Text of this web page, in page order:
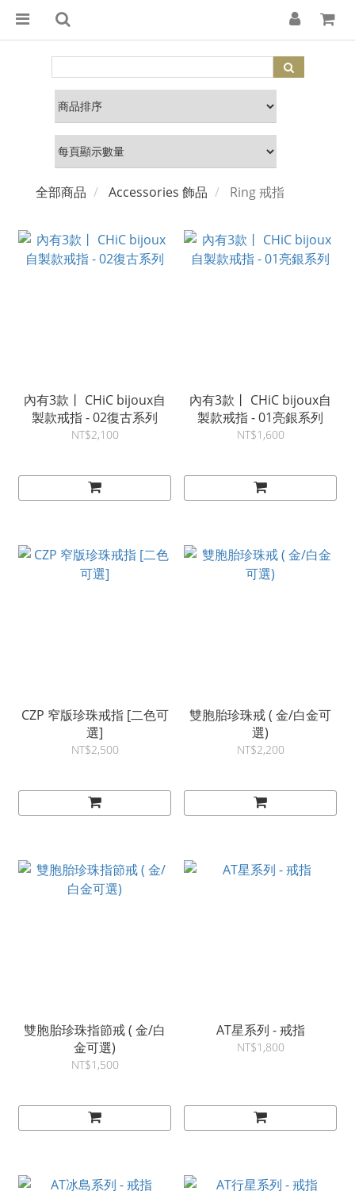
全部商品 Accessories 飾品 Ring 戒指
內有3款丨 CHiC bijoux自
製款戒指 - 02復古系列
NT$2,100
內有3款丨 CHiC bijoux自
製款戒指 - 01亮銀系列
NT$1,600
CZP 窄版珍珠戒指 [二色可
選]
NT$2,500
雙胞胎珍珠戒 ( 金/白金可
選)
NT$2,200
雙胞胎珍珠指節戒 ( 金/白
金可選)
NT$1,500
AT星系列 - 戒指
NT$1,800